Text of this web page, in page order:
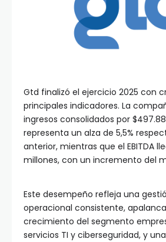
Gtd finalizó el ejercicio 2025 con
principales indicadores. La
ingresos consolidados por
representa un alza de 5,5%
anterior, mientras que el EBITDA
millones, con un incremento del
Este desempeño refleja una
operacional consistente,
crecimiento del segmento
servicios TI y ciberseguridad, y